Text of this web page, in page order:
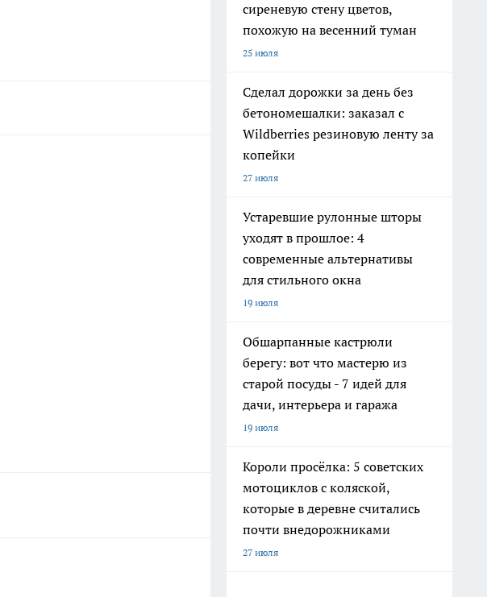
сиреневую стену цветов,
похожую на весенний туман
25 июля
Сделал дорожки за день без
бетономешалки: заказал с
Wildberries резиновую ленту за
копейки
27 июля
Устаревшие рулонные шторы
уходят в прошлое: 4
современные альтернативы
для стильного окна
19 июля
Обшарпанные кастрюли
берегу: вот что мастерю из
старой посуды - 7 идей для
дачи, интерьера и гаража
19 июля
Короли просёлка: 5 советских
мотоциклов с коляской,
которые в деревне считались
почти внедорожниками
27 июля